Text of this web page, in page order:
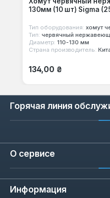
130мм (10 шт) Sigma
Тип оборудования: хомут
Тип: червячный
Диаметр: 110-130 мм
Страна производитель:
Обычная цена:
134,00 ₴
Горячая линия
О сервисе
Информация